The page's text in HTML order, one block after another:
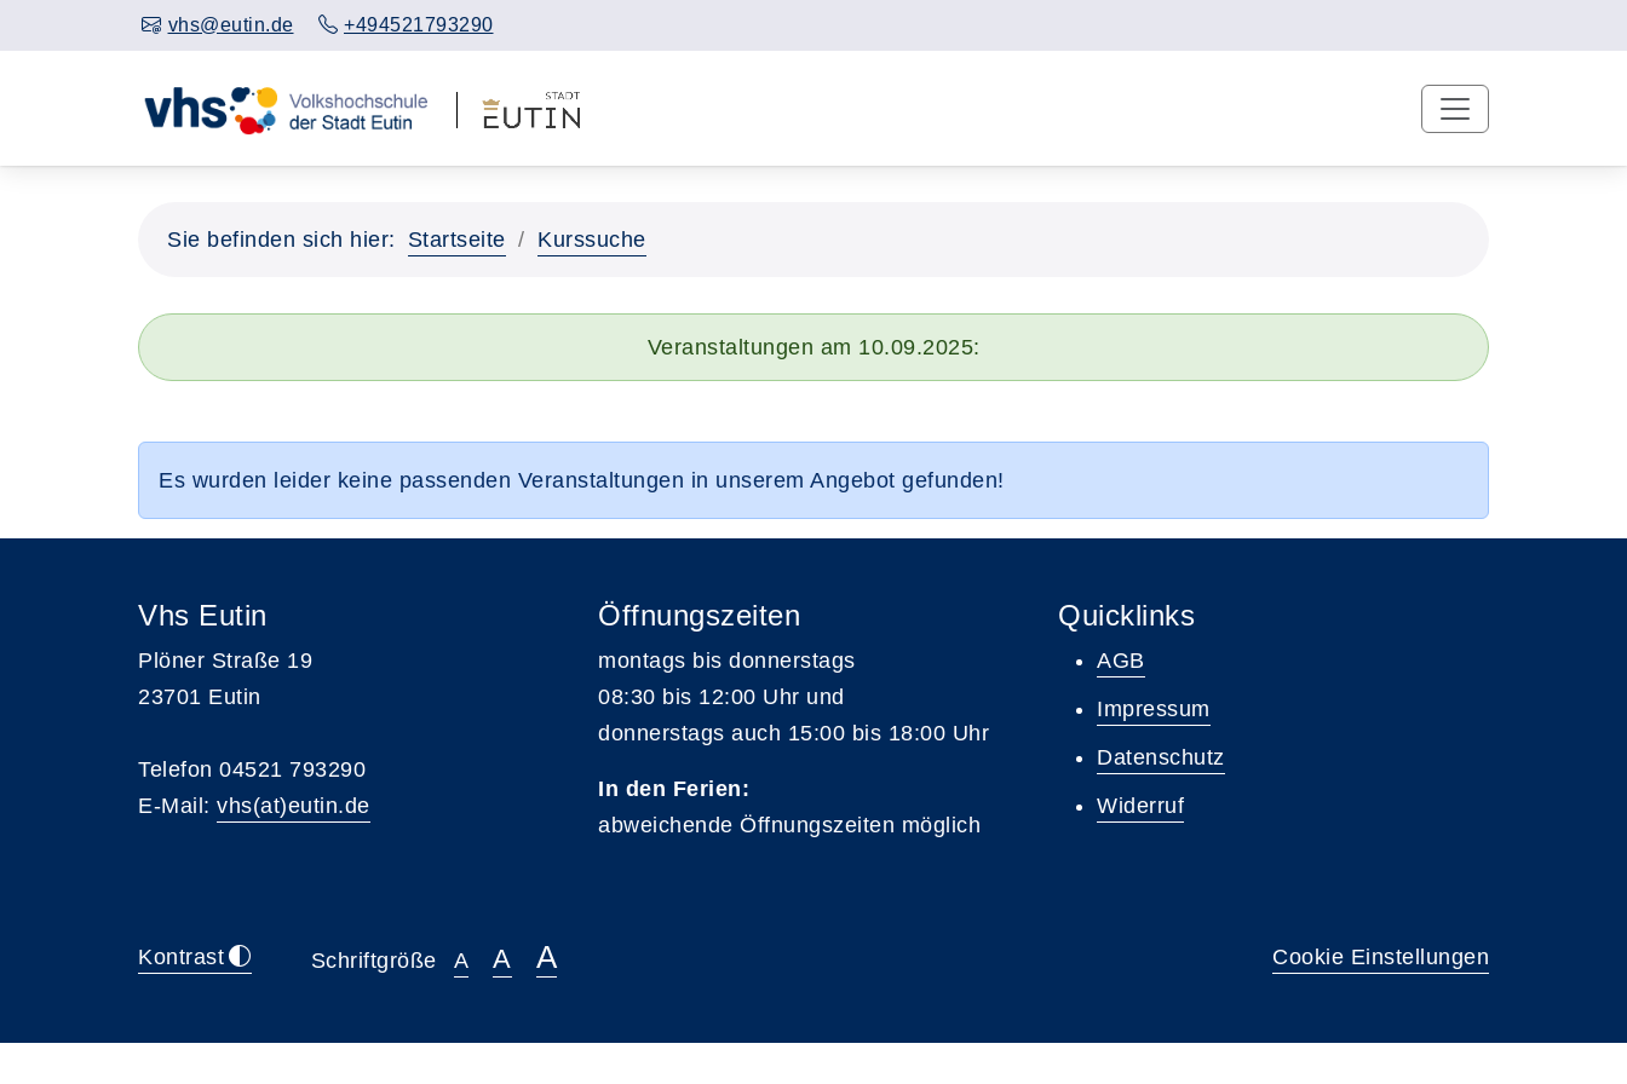
vhs@eutin.de +494521793290
Sie befinden sich hier: Startseite Kurssuche
Veranstaltungen am 10.09.2025:
Es wurden leider keine passenden Veranstaltungen in unserem Angebot gefunden!
Vhs Eutin
Plöner Straße 19
23701 Eutin
Telefon 04521 793290
E-Mail: vhs(at)eutin.de
Öffnungszeiten
montags bis donnerstags
08:30 bis 12:00 Uhr und
donnerstags auch 15:00 bis 18:00 Uhr
In den Ferien:
abweichende Öffnungszeiten möglich
Quicklinks
AGB
Impressum
Datenschutz
Widerruf
Kontrast Schriftgröße A A A Cookie Einstellungen